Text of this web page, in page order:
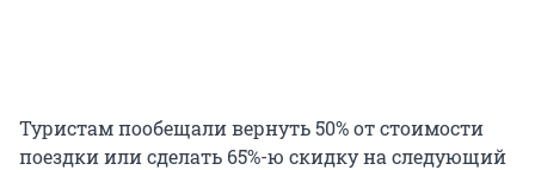
Туристам пообещали вернуть 50% от стоимости
поездки или сделать 65%-ю скидку на следующий